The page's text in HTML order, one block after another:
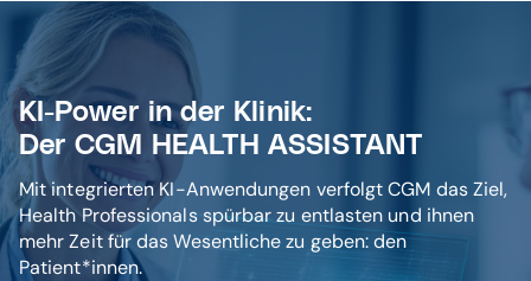
KI-Power in der Klinik:
Der CGM HEALTH ASSISTANT
Mit integrierten KI-Anwendungen verfolgt CGM das Ziel,
Health Professionals spürbar zu entlasten und ihnen
mehr Zeit für das Wesentliche zu geben: den
Patient*innen.